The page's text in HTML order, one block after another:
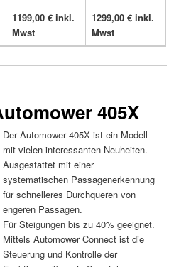
1199,00 € inkl.
Mwst
1299,00 € inkl.
Mwst
405X
Der Automower 405X ist ein Modell
mit vielen interessanten Neuheiten.
Ausgestattet mit einer
systematischen Passagenerkennung
für schnelleres Durchqueren von
engeren Passagen.
Für Steigungen bis zu 40% geeignet.
Mittels Automower Connect ist die
Steuerung und Kontrolle der